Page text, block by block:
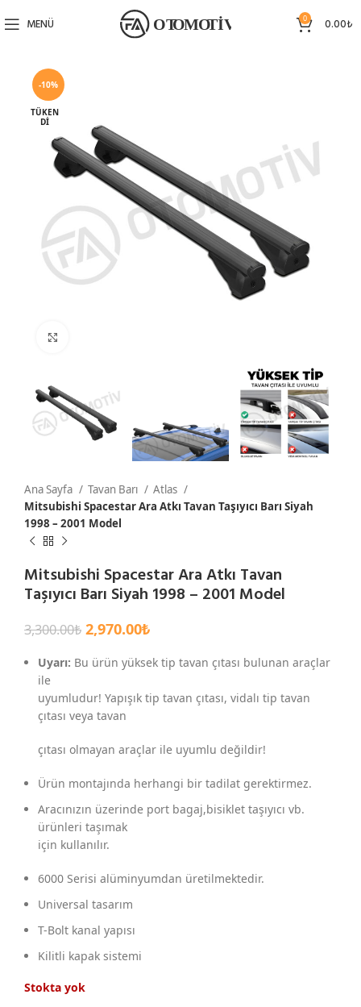
MENÜ 0 0.00₺
-10%
TÜKEN
DI
Ana Sayfa Tavan Barı
Atlas
Mitsubishi Spacestar Ara Atkı Tavan Taşıyıcı Barı Siyah
1998 – 2001 Model
Mitsubishi Spacestar Ara Atkı Tavan
Taşıyıcı Barı Siyah 1998 – 2001 Model
3,300.00₺ 2,970.00₺
Uyarı: Bu ürün yüksek tip tavan çıtası bulunan araçlar
ile
uyumludur! Yapışık tip tavan çıtası, vidalı tip tavan
çıtası veya tavan
çıtası olmayan araçlar ile uyumlu değildir!
Ürün montajında herhangi bir tadilat gerektirmez.
Aracınızın üzerinde port bagaj,bisiklet taşıyıcı vb.
ürünleri taşımak
için kullanılır.
6000 Serisi alüminyumdan üretilmektedir.
Universal tasarım
T-Bolt kanal yapısı
Kilitli kapak sistemi
Stokta yok